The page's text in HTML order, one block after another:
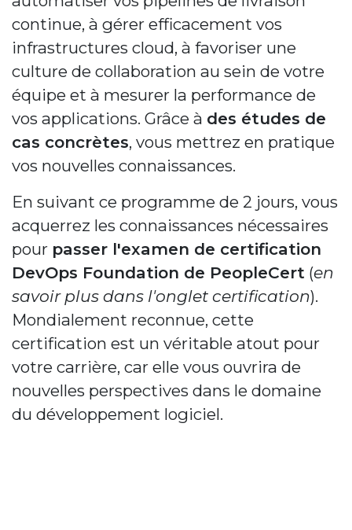
continue, à gérer efficacement vos
infrastructures cloud, à favoriser une
culture de collaboration au sein de votre
équipe et à mesurer la performance de
vos applications. Grâce à des études de
cas concrètes, vous mettrez en pratique
vos nouvelles connaissances.
En suivant ce programme de 2 jours, vous
acquerrez les connaissances nécessaires
pour passer l'examen de certification
DevOps Foundation de PeopleCert (en
savoir plus dans l'onglet certification).
Mondialement reconnue, cette
certification est un véritable atout pour
votre carrière, car elle vous ouvrira de
nouvelles perspectives dans le domaine
du développement logiciel.